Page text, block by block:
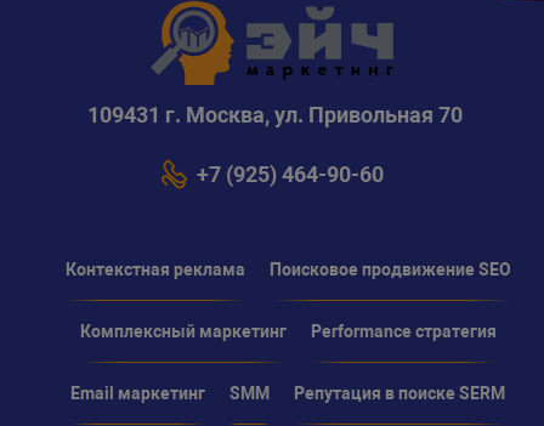
109431 г. Москва, ул. Привольная 70
+7 (925) 464-90-60
Контекстная реклама Поисковое продвижение SEO
Комплексный маркетинг Performance стратегия
Email маркетинг SMM Репутация в поиске SERM